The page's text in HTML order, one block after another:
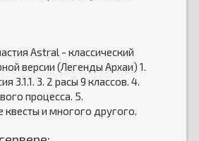
Astral - классический
версии (Легенды Архаи) 1.
3.1.1. 3. 2 расы 9 классов. 4.
процесса. 5.
квесты и многого другого.